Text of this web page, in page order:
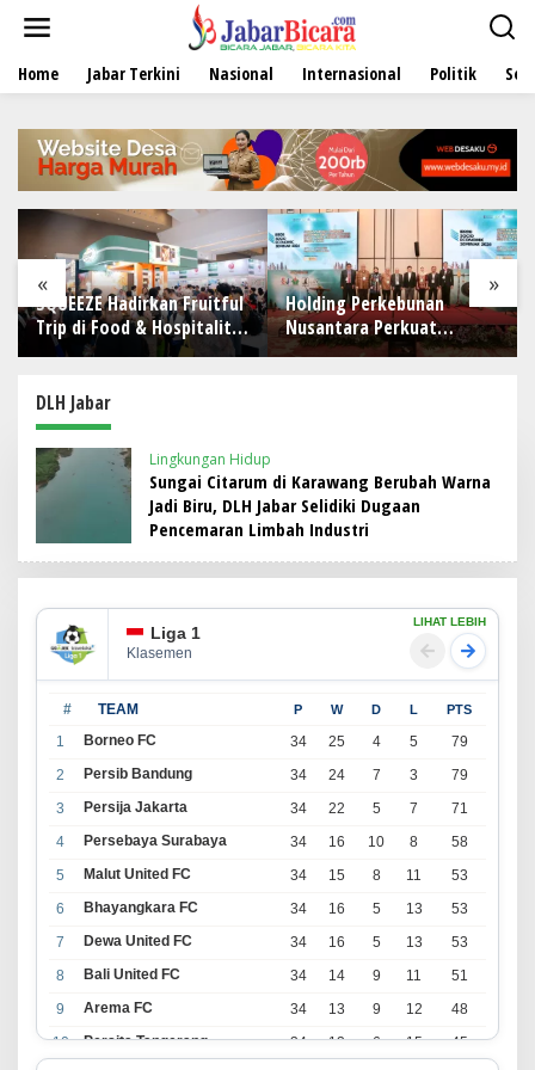
t
Home Jabar Terkini Nasional Internasional Politik
« »
SQUEEZE Hadirkan Fruitful
Trip di Food & Hospitality
Indonesia (FHI) 2026:
Menghubungkan Inovasi,
Pengalaman, dan
Pertumbuhan Bersama
Holding Perkebunan
Nusantara Perkuat
Kolaborasi Global, PT RPN
DLH Jabar
Lingkungan Hidup
Sungai Citarum di Karawang Berubah Warna
Jadi Biru, DLH Jabar Selidiki Dugaan
Pencemaran Limbah Industri
Liga 1
Klasemen
LIHAT LEBIH
# TEAM P W D L PTS
1 Borneo FC 34 25 4 5
79
2
Persib Bandung 34 24 7 3
79
3
Persija Jakarta 34 22 5 7
71
4
Persebaya Surabaya 34 16 10 8
58
5
Malut United FC 34 15 8 11
53
6
Bhayangkara FC 34 16 5 13
53
7
Dewa United FC 34 16 5 13
53
8
Bali United FC 34 14 9 11
51
9
Arema FC 34 13 9 12
48
10
Persita Tangerang 34 13 6 15
45